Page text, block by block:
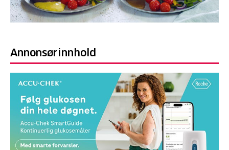
Annonsørinnhold